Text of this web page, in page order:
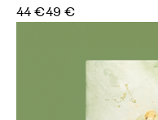
44 €49 €